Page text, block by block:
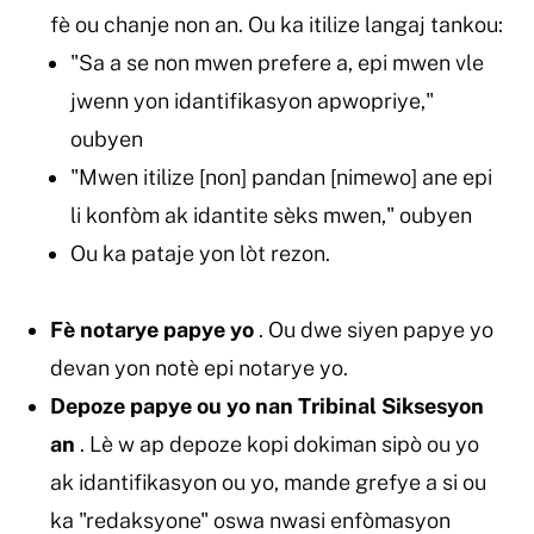
fè ou chanje non an. Ou ka itilize langaj tankou:
"Sa a se non mwen prefere a, epi mwen vle
jwenn yon idantifikasyon apwopriye,"
oubyen
"Mwen itilize [non] pandan [nimewo] ane epi
li konfòm ak idantite sèks mwen," oubyen
Ou ka pataje yon lòt rezon.
Fè notarye papye yo. Ou dwe siyen papye yo
devan yon notè epi notarye yo.
Depoze papye ou yo nan Tribinal Siksesyon
an . Lè w ap depoze kopi dokiman sipò ou yo
ak idantifikasyon ou yo, mande grefye a si ou
ka "redaksyone" oswa nwasi enfòmasyon